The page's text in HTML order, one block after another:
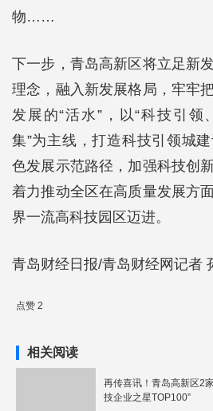
物……
下一步，青岛高新区将立足新
理念，融入新发展格局，牢牢
发展的“活水”，以“科技引领
集”为主线，打造科技引领城
色发展示范路径，加强科技创
着力推动全区在高质量发展方
界一流高科技园区迈进。
青岛财经日报/青岛财经网记者
点赞 2
相关阅读
再传喜讯！青岛高新区2
技企业之星TOP100”